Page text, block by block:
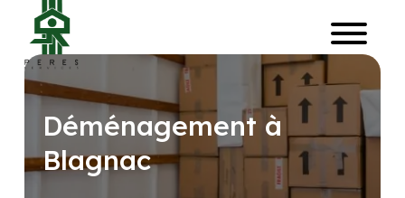
Déménagement à
Blagnac